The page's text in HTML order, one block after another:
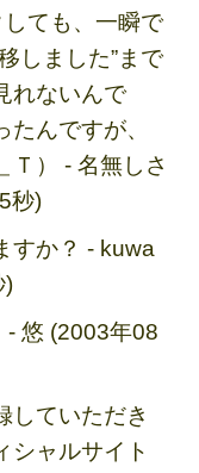
しても、一瞬で
しました”まで
れないんで
んですが、
Ｔ） - 名無しさ
秒)
すか？ - kuwa
)
- 悠 (2003年08
していただき
シャルサイト